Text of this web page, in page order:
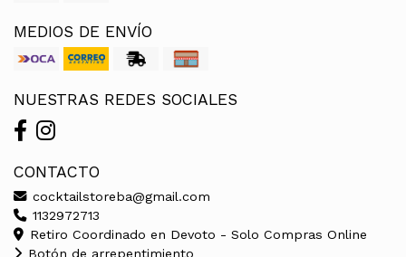
MEDIOS DE ENVÍO
NUESTRAS REDES SOCIALES
CONTACTO
cocktailstoreba@gmail.com
1132972713
Retiro Coordinado en Devoto - Solo Compras Online
Botón de arrepentimiento